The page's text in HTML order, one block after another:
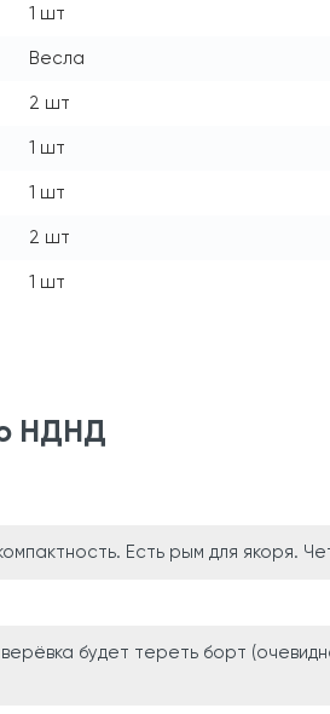
1 шт
Весла
2 шт
1 шт
1 шт
2 шт
1 шт
НДНД
Есть рым для якоря.
будет тереть борт